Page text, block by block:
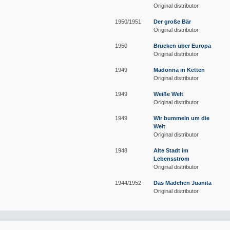
Original distributor
1950/1951
Der große Bär
Original distributor
1950
Brücken über Europa
Original distributor
1949
Madonna in Ketten
Original distributor
1949
Weiße Welt
Original distributor
1949
Wir bummeln um die
Welt
Original distributor
1948
Alte Stadt im
Lebensstrom
Original distributor
1944/1952
Das Mädchen Juanita
Original distributor